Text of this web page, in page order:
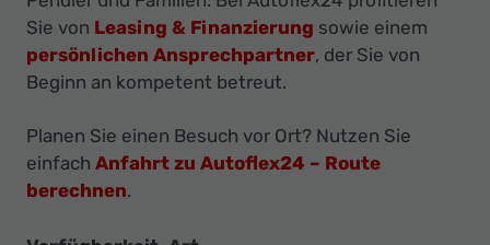
-
Ihr
Innovatives
Sie von Leasing & Finanzierung sowie einem
persönlichen Ansprechpartner, der Sie von
Beginn an kompetent betreut.
Planen Sie einen Besuch vor Ort? Nutzen Sie
einfach Anfahrt zu Autoflex24 – Route
berechnen.